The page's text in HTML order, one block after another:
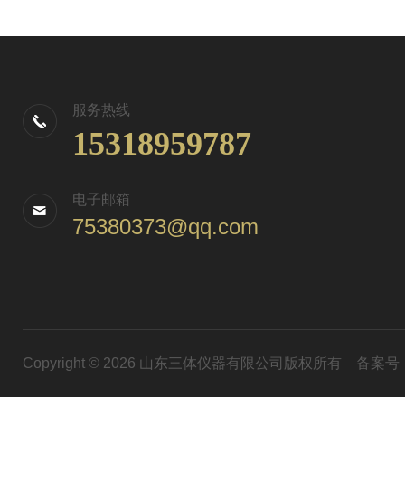
服务热线
15318959787
电子邮箱
75380373@qq.com
Copyright © 2026 山东三体仪器有限公司版权所有 备案号